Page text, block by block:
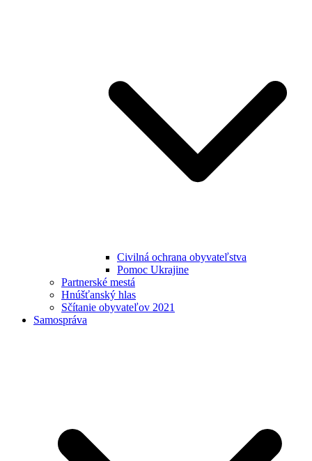
Civilná ochrana obyvateľstva
Pomoc Ukrajine
Partnerské mestá
Hnúšťanský hlas
Sčítanie obyvateľov 2021
Samospráva